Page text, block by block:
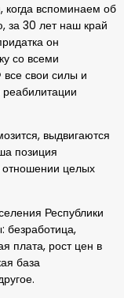
вспоминаем об
за 30 лет наш край
он
со всеми
свои силы и
выдвигаются
позиция
отношении целых
Республики
безработица,
плата, рост цен в
база